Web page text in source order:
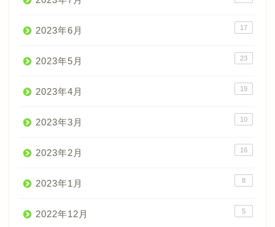
2023年6月 17
2023年5月 23
2023年4月 19
2023年3月 10
2023年2月 16
2023年1月 8
2022年12月 5